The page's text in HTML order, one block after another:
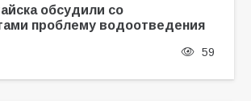
обсудили со
проблему водоотведения
59